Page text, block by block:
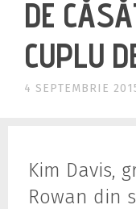
DE
CUPLU
4 SEPTEMBRIE
Kim Davis,
Rowan din